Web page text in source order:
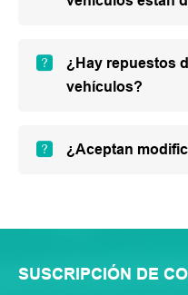
¿Hay repuestos
vehículos?
¿Aceptan
SUSCRIPCIÓN DE